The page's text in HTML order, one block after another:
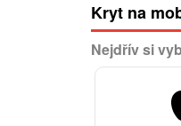
Kryt na
Nejdřív si